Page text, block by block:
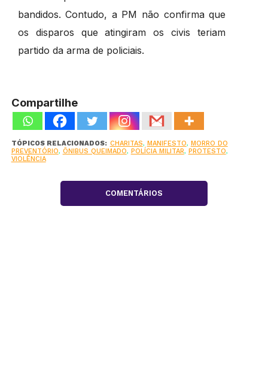
bandidos. Contudo, a PM não confirma que
os disparos que atingiram os civis teriam
partido da arma de policiais.
Compartilhe
TÓPICOS RELACIONADOS: CHARITAS, MANIFESTO, MORRO DO
PREVENTÓRIO, ÔNIBUS QUEIMADO, POLÍCIA MILITAR, PROTESTO,
VIOLÊNCIA
COMENTÁRIOS